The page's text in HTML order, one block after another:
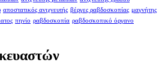
αποστατικός ανιχνευτής βέργες ραβδοσκοπίας μαγνήτης
πηνίο ραβδοσκοπία ραβδοσκοπικό όργανο